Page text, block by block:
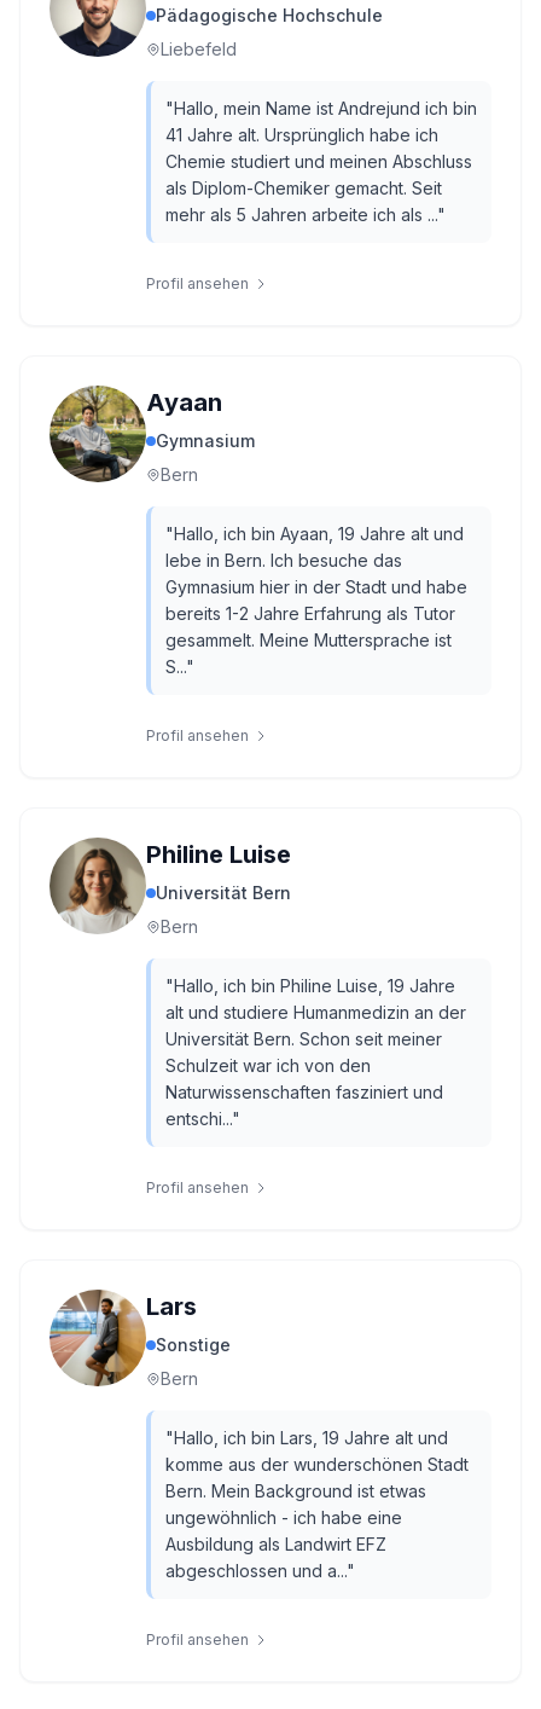
Pädagogische Hochschule
Liebefeld
"Hallo, mein Name ist Andrejund ich bin
41 Jahre alt. Ursprünglich habe ich
Chemie studiert und meinen Abschluss
als Diplom-Chemiker gemacht. Seit
mehr als 5 Jahren arbeite ich als ..."
Profil ansehen
Ayaan
Gymnasium
Bern
"Hallo, ich bin Ayaan, 19 Jahre alt und
lebe in Bern. Ich besuche das
Gymnasium hier in der Stadt und habe
bereits 1-2 Jahre Erfahrung als Tutor
gesammelt. Meine Muttersprache ist
S..."
Profil ansehen
Philine Luise
Universität Bern
Bern
"Hallo, ich bin Philine Luise, 19 Jahre
alt und studiere Humanmedizin an der
Universität Bern. Schon seit meiner
Schulzeit war ich von den
Naturwissenschaften fasziniert und
entschi..."
Profil ansehen
Lars
Sonstige
Bern
"Hallo, ich bin Lars, 19 Jahre alt und
komme aus der wunderschönen Stadt
Bern. Mein Background ist etwas
ungewöhnlich - ich habe eine
Ausbildung als Landwirt EFZ
abgeschlossen und a..."
Profil ansehen